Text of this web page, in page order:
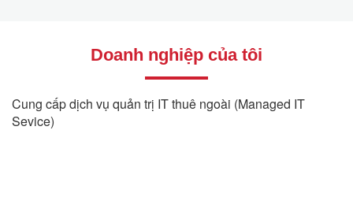
Doanh nghiệp của tôi
Cung cấp dịch vụ quản trị IT thuê ngoài (Managed IT
Sevice)